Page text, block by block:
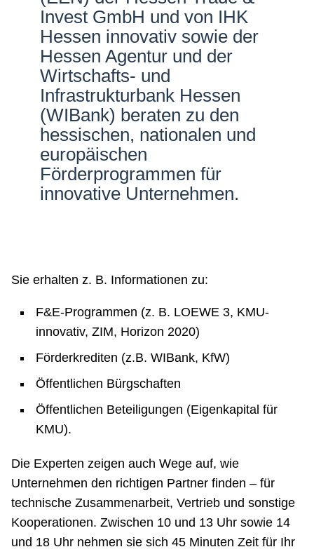
Invest GmbH und von IHK
Hessen innovativ sowie der
Hessen Agentur und der
Wirtschafts- und
Infrastrukturbank Hessen
(WIBank) beraten zu den
hessischen, nationalen und
europäischen
Förderprogrammen für
innovative Unternehmen.
Sie erhalten z. B. Informationen zu:
F&E-Programmen (z. B. LOEWE 3, KMU-
innovativ, ZIM, Horizon 2020)
Förderkrediten (z.B. WIBank, KfW)
Öffentlichen Bürgschaften
Öffentlichen Beteiligungen (Eigenkapital für
KMU).
Die Experten zeigen auch Wege auf, wie
Unternehmen den richtigen Partner finden – für
technische Zusammenarbeit, Vertrieb und sonstige
Kooperationen. Zwischen 10 und 13 Uhr sowie 14
und 18 Uhr nehmen sie sich 45 Minuten Zeit für Ihr